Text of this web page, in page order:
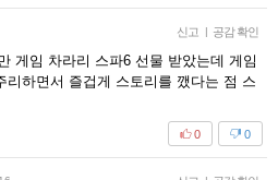
신고 | 공감 확인
게임 차라리 스파6 선물 받았는데 게임
하면서 즐겁게 스토리를 깼다는 점 스
0
0